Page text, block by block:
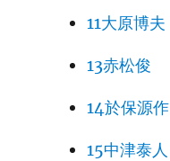
11大原博夫
13赤松俊
14於保源作
15中津泰人